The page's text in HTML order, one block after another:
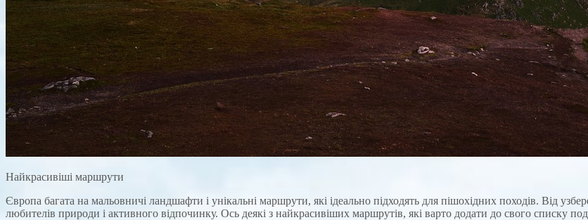
Найкрасивіші маршрути
Європа багата на мальовничі ландшафти і унікальні маршрути, які ідеально підходять для пішохідних походів. Від
любителів природи і активного відпочинку. Ось деякі з найкрасивіших маршрутів, які варто додати до свого списку